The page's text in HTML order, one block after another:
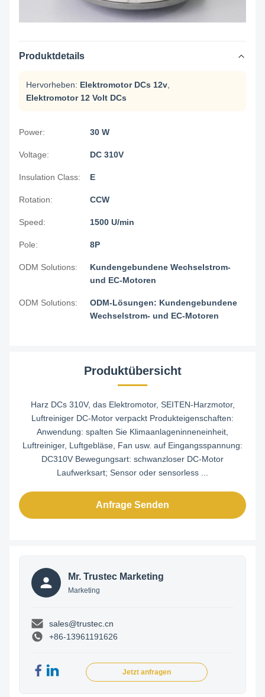
Produktdetails
Hervorheben: Elektromotor DCs 12v,
Elektromotor 12 Volt DCs
Power: 30 W
Voltage: DC 310V
Insulation Class: E
Rotation: CCW
Speed: 1500 U/min
Pole: 8P
ODM Solutions:
Kundengebundene Wechselstrom-
und EC-Motoren
ODM Solutions:
ODM-Lösungen: Kundengebundene
Wechselstrom- und EC-Motoren
Produktübersicht
Harz DCs 310V, das Elektromotor, SEITEN-Harzmotor,
Luftreiniger DC-Motor verpackt Produkteigenschaften:
Anwendung: spalten Sie Klimaanlageninneneinheit,
Luftreiniger, Luftgebläse, Fan usw. auf Eingangsspannung:
DC310V Bewegungsart: schwanzloser DC-Motor
Laufwerksart; Sensor oder sensorless ...
Anfrage Senden
Mr. Trustec Marketing
Marketing
sales@trustec.cn
+86-13961191626
Jetzt anfragen